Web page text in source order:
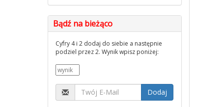
Bądź na bieżąco
Cyfry 4 i 2 dodaj do siebie a następnie
podziel przez 2. Wynik wpisz poniżej:
Dodaj